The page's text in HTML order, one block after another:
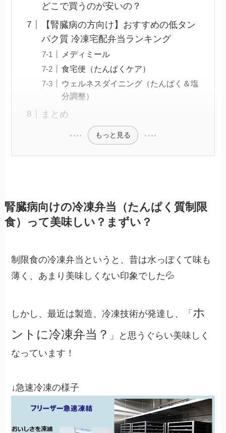
どこで買うのが安いの？
【腎臓病の方向け】おすすめの低タン
パク質 冷凍宅配弁当ランキング
メディミール
食宅便（たんぱくケア）
ウェルネスダイニング（たんぱく＆塩
分調整）
まとめ
もっと見る
腎臓病向けの冷凍弁当（たんぱく質制限
食）って美味しい？まずい？
制限食の冷凍弁当というと、昔は水っぽくて味も
薄く、あまり美味しくない印象でした💦
しかし、最近は製造、冷凍技術が発達し、「 ホ
ントに冷凍弁当？ 」と思うぐらい美味しく
なっています！
↓急速冷凍の様子